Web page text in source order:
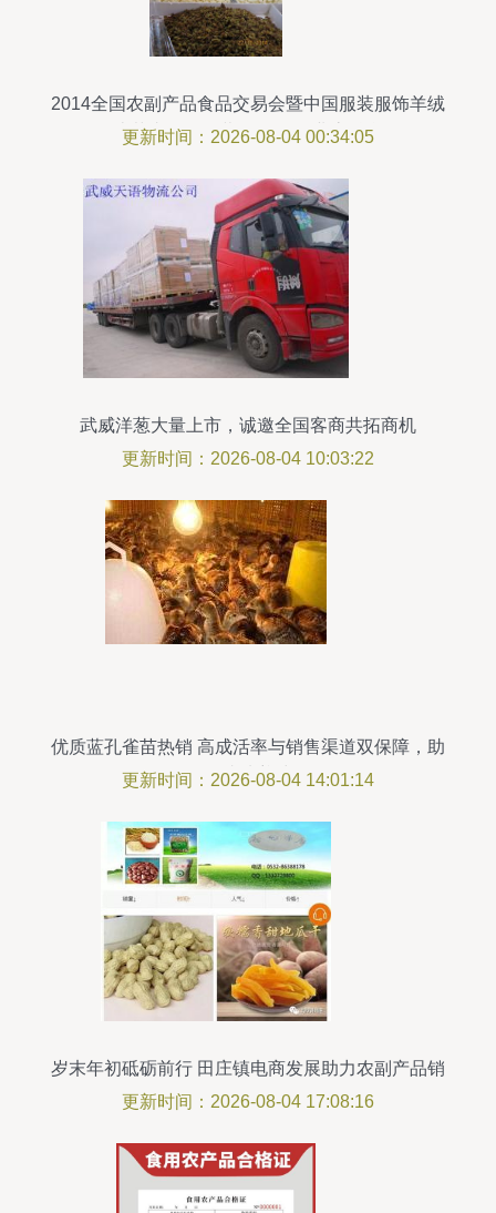
2014全国农副产品食品交易会暨中国服装服饰羊绒
皮草直销展开幕 推动零售业态融合
更新时间：2026-08-04 00:34:05
武威洋葱大量上市，诚邀全国客商共拓商机
更新时间：2026-08-04 10:03:22
优质蓝孔雀苗热销 高成活率与销售渠道双保障，助
你成功养殖
更新时间：2026-08-04 14:01:14
岁末年初砥砺前行 田庄镇电商发展助力农副产品销
售
更新时间：2026-08-04 17:08:16